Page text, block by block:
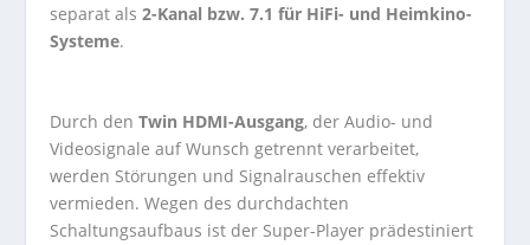
separat als2-Kanal bzw. 7.1 für HiFi- und Heimkino-
Systeme.
Durch den Twin HDMI-Ausgang, der Audio- und
Videosignale auf Wunsch getrennt verarbeitet,
werden Störungen und Signalrauschen effektiv
vermieden. Wegen des durchdachten
Schaltungsaufbaus ist der Super-Player prädestiniert